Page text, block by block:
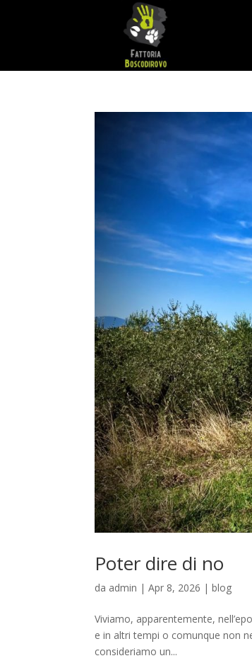
Poter dire di no
da admin |Apr 8, 2026 |blog
Viviamo, apparentemente,
e in altri tempi o comunque non
consideriamo un...